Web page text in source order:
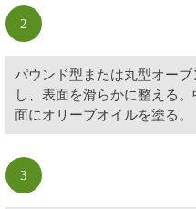
2
パウンド型または丸型オー
し、表面を滑らかに整える
面にオリーブオイルを塗る。
3